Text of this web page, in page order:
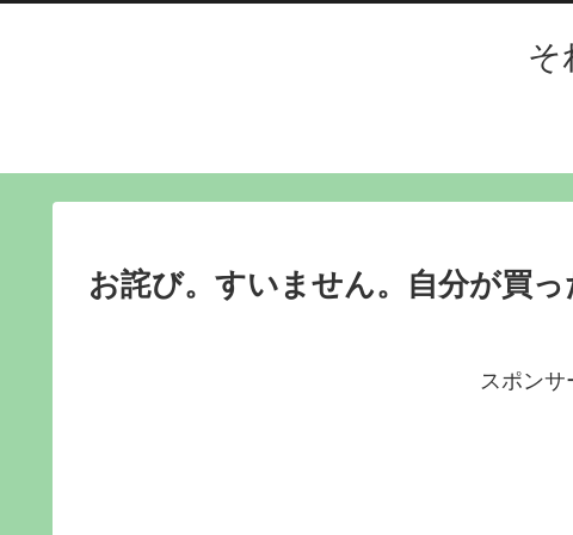
そ
お詫び。すいません。自分が買っ
スポンサ